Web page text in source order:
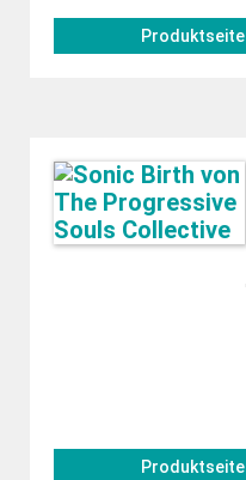
Produktseite
Produktseite